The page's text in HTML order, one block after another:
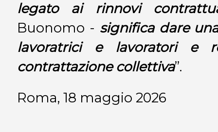
legato ai rinnovi
Buonomo - significa dare
lavoratrici e lavoratori e
contrattazione collettiva”.
Roma, 18 maggio 2026